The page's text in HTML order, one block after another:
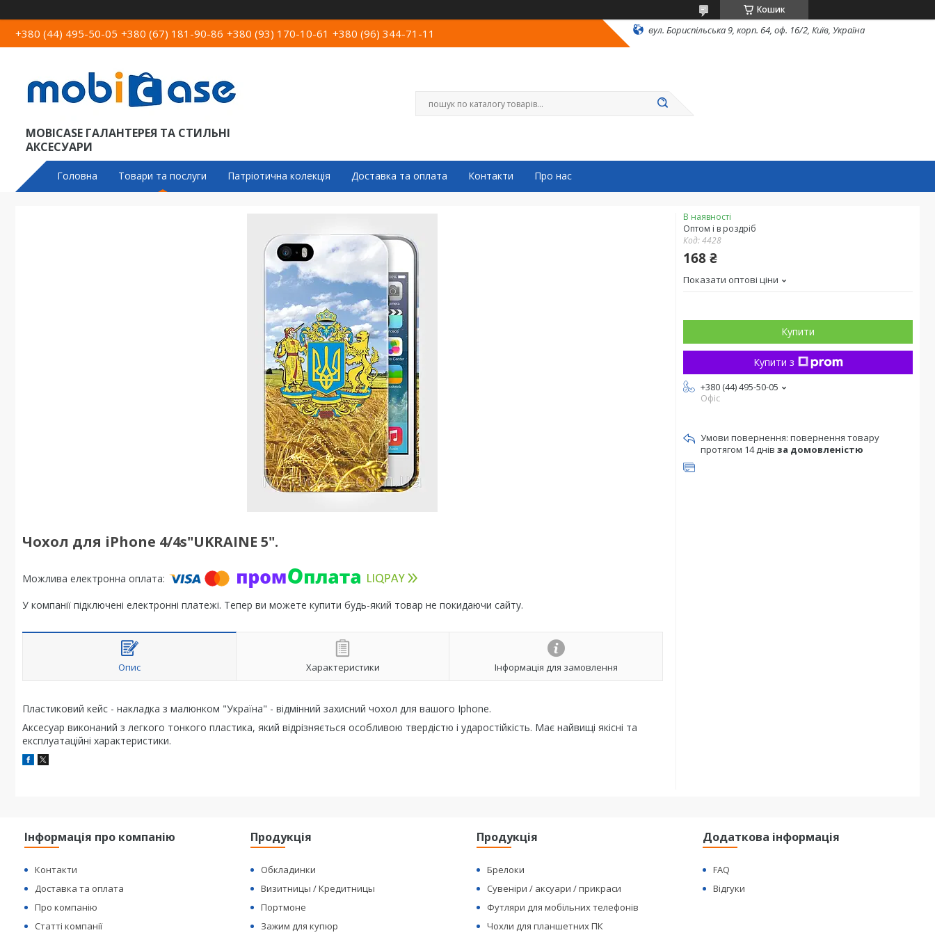
Кошик
+380 (44) 495-50-05 +380 (67) 181-90-86 +380 (93) 170-10-61 +380 (96) 344-71-11 вул. Бориспільська 9, корп. 64, оф. 16/2, Київ, Україна
MOBICASE ГАЛАНТЕРЕЯ ТА СТИЛЬНІ
АКСЕСУАРИ
Головна Товари та послуги Патріотична колекція Доставка та оплата Контакти Про нас
Чохол для iPhone 4/4s"UKRAINE 5".
У компанії підключені електронні платежі. Тепер ви можете купити будь-який товар не покидаючи сайту.
Опис Характеристики Інформація для замовлення
Пластиковий кейс - накладка з малюнком "Україна" - відмінний захисний чохол для вашого Iphone.
Аксесуар виконаний з легкого тонкого пластика, який відрізняється особливою твердістю і ударостійкість. Має найвищі якісні та
експлуатаційні характеристики.
В наявності
Оптом і в роздріб
Код:4428
168 ₴
Показати оптові ціни
Купити
Купити з
+380 (44) 495-50-05
Офіс
повернення товару
протягом 14 днів за домовленістю
Інформація про компанію
Контакти
Доставка та оплата
Про компанію
Статті компанії
Продукція
Обкладинки
Визитницы / Кредитницы
Портмоне
Зажим для купюр
Продукція
Брелоки
Сувеніри / аксуари / прикраси
Футляри для мобільних телефонів
Чохли для планшетних ПК
Додаткова інформація
FAQ
Відгуки